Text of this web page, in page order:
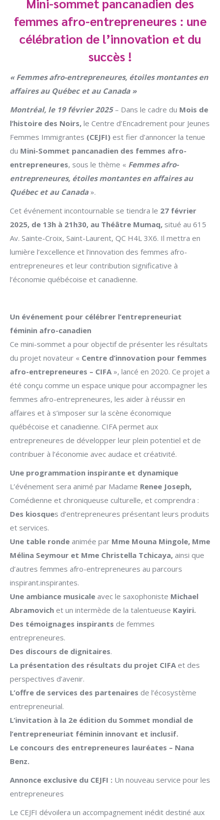
femmes afro-entrepreneures : une
célébration de l’innovation et du
succès !
« Femmes afro-entrepreneures, étoiles montantes en
affaires au Québec et au Canada »
Montréal, le 19 février 2025– Dans le cadre du Mois de
l’histoire des Noirs, le Centre d’Encadrement pour Jeunes
Femmes Immigrantes (CEJFI) est fier d’annoncer la tenue
du Mini-Sommet pancanadien des femmes afro-
entrepreneures, sous le thème « Femmes afro-
entrepreneures, étoiles montantes en affaires au
Québec et au Canada ».
Cet événement incontournable se tiendra le 27 février
2025, de 13h à 21h30, au Théâtre Mumaq, situé au 615
Av. Sainte-Croix, Saint-Laurent, QC H4L 3X6. Il mettra en
lumière l’excellence et l’innovation des femmes afro-
entrepreneures et leur contribution significative à
l’économie québécoise et canadienne.
Un événement pour célébrer l’entrepreneuriat
féminin afro-canadien
Ce mini-sommet a pour objectif de présenter les résultats
du projet novateur « Centre d’innovation pour femmes
afro-entrepreneures – CIFA », lancé en 2020. Ce projet a
été conçu comme un espace unique pour accompagner les
femmes afro-entrepreneures, les aider à réussir en
affaires et à s’imposer sur la scène économique
québécoise et canadienne. CIFA permet aux
entrepreneures de développer leur plein potentiel et de
contribuer à l’économie avec audace et créativité.
Une programmation inspirante et dynamique
L’événement sera animé par Madame Renee Joseph,
Comédienne et chroniqueuse culturelle, et comprendra :
Des kiosques d’entrepreneures présentant leurs produits
et services.
Une table ronde animée par Mme Mouna Mingole, Mme
Mélina Seymour et Mme Christella Tchicaya, ainsi que
d’autres femmes afro-entrepreneures au parcours
inspirant.inspirantes.
Une ambiance musicale avec le saxophoniste Michael
Abramovich et un intermède de la talentueuse Kayiri.
Des témoignages inspirants de femmes
entrepreneures.
Des discours de dignitaires.
La présentation des résultats du projet CIFA et des
perspectives d’avenir.
L’offre de services des partenaires de l’écosystème
entrepreneurial.
L’invitation à la 2e édition du Sommet mondial de
l’entrepreneuriat féminin innovant et inclusif.
Le concours des entrepreneures lauréates – Nana
Benz.
Annonce exclusive du CEJFI : Un nouveau service pour les
entrepreneures
Le CEJFI dévoilera un accompagnement inédit destiné aux